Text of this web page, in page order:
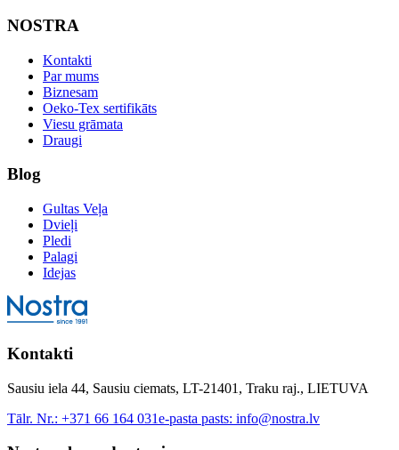
NOSTRA
Kontakti
Par mums
Biznesam
Oeko-Tex sertifikāts
Viesu grāmata
Draugi
Blog
Gultas Veļa
Dvieļi
Pledi
Palagi
Idejas
Kontakti
Sausiu iela 44, Sausiu ciemats, LT-21401, Traku raj., LIETUVA
Tālr. Nr.: +371 66 164 031e-pasta pasts: info@nostra.lv